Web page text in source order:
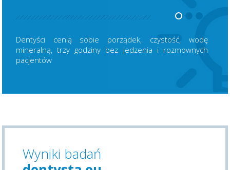
Dentyści cenią sobie porządek, czystość, wodę
mineralną, trzy godziny bez jedzenia i rozmownych
pacjentów
Wyniki badań